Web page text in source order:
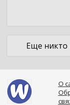
Еще никто
О